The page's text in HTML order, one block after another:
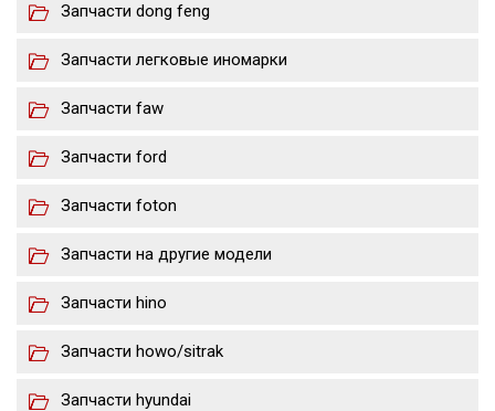
Запчасти dong feng
Запчасти легковые иномарки
Запчасти faw
Запчасти ford
Запчасти foton
Запчасти на другие модели
Запчасти hino
Запчасти howo/sitrak
Запчасти hyundai